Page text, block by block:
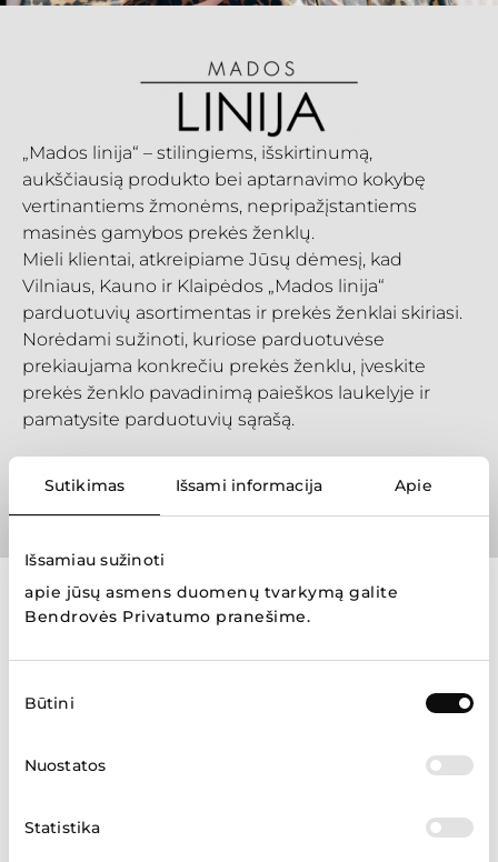
Sutikimas Išsami informacija Apie
Išsamiau sužinoti
apie jūsų asmens duomenų tvarkymą galite
Bendrovės Privatumo pranešime.
pasirinkimas
Būtini
Nuostatos
Statistika
„Mados linija“ – stilingiems, išskirtinumą,
aukščiausią produkto bei aptarnavimo kokybę
vertinantiems žmonėms, nepripažįstantiems
masinės gamybos prekės ženklų.
Mieli klientai, atkreipiame Jūsų dėmesį, kad
Vilniaus, Kauno ir Klaipėdos „Mados linija“
parduotuvių asortimentas ir prekės ženklai skiriasi.
Norėdami sužinoti, kuriose parduotuvėse
prekiaujama konkrečiu prekės ženklu, įveskite
prekės ženklo pavadinimą paieškos laukelyje ir
pamatysite parduotuvių sąrašą.
Prekių ženklai